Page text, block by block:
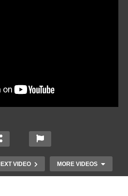
VIDEO MORE VIDEOS